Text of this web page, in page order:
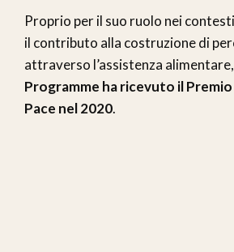
Proprio per il suo ruolo nei
il contributo alla costruzione di
attraverso l’assistenza
Programme ha ricevuto il
Pace nel 2020.